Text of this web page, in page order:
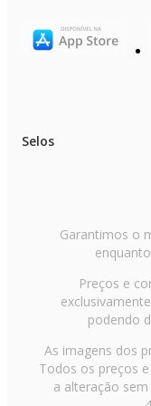
- Espátula de gelo
- Manual do usuário
Peso do produto: 46,7 kg
OBSERVAÇÕES
- Imprescindível a
recuse o recebimento.
- Todas as informações
podendo sofrer
- As imagens são
- As cores do produto
Selos
Garantimos o
Preços e
podendo
As imagens dos
Todos os preços
a alteração sem